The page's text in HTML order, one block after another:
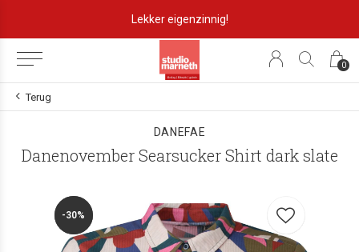
0
Lekker eigenzinnig!
Terug
DANEFAE
Danenovember Searsucker Shirt dark slate
-30%
-30%